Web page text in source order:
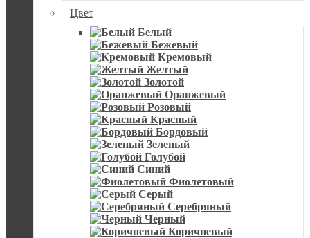
Цвет
Белый
Бежевый
Кремовый
Желтый
Золотой
Оранжевый
Розовый
Красный
Бордовый
Зеленый
Голубой
Синий
Фиолетовый
Серый
Серебряный
Черный
Коричневый